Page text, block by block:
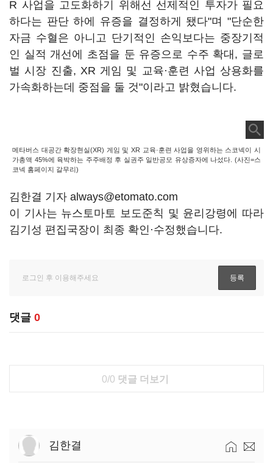
R 사업을 고도화하기 위해선 선제적인 투자가 필요
하다는 판단 하에 유증을 결정하게 됐다"며 "단순한
자금 수혈은 아니고 단기적인 손익보다는 중장기적
인 실적 개선에 초점을 둔 유증으로 수주 확대, 글로
벌 시장 진출, XR 게임 및 교육·훈련 사업 상용화를
가속화하는데 중점을 둘 것"이라고 밝혔습니다.
메타버스 대공간 확장현실(XR) 게임 및 XR 교육·훈련 사업을 영위하는 스코넥이 시
가총액 45%에 육박하는 주주배정 후 실권주 일반공모 유상증자에 나섰다. (사진=스
코넥 홈페이지 갈무리)
김한결 기자 always@etomato.com
이 기사는 뉴스토마토 보도준칙 및 윤리강령에 따라
김기성 편집국장이 최종 확인·수정했습니다.
댓글 0
0/0 댓글 더보기
김한결